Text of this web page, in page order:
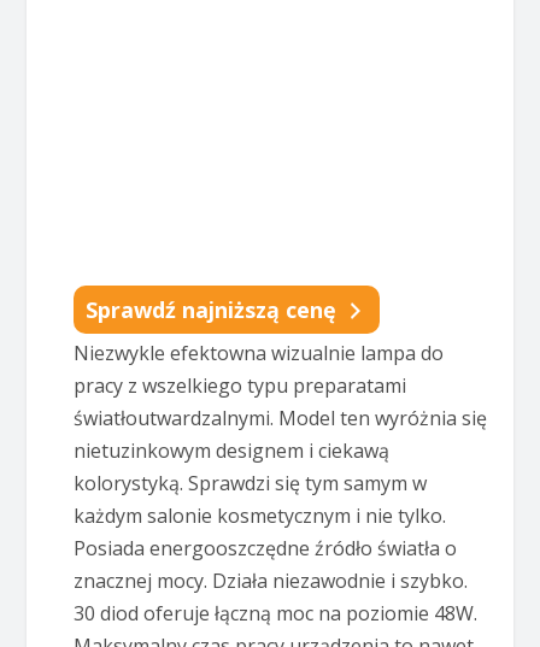
Sprawdź najniższą cenę
Niezwykle efektowna wizualnie lampa do
pracy z wszelkiego typu preparatami
światłoutwardzalnymi. Model ten wyróżnia się
nietuzinkowym designem i ciekawą
kolorystyką. Sprawdzi się tym samym w
każdym salonie kosmetycznym i nie tylko.
Posiada energooszczędne źródło światła o
znacznej mocy. Działa niezawodnie i szybko.
30 diod oferuje łączną moc na poziomie 48W.